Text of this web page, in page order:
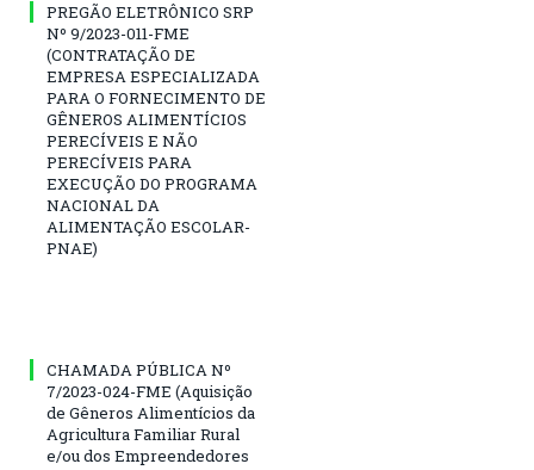
PREGÃO ELETRÔNICO SRP
Nº 9/2023-011-FME
(CONTRATAÇÃO DE
EMPRESA ESPECIALIZADA
PARA O FORNECIMENTO DE
GÊNEROS ALIMENTÍCIOS
PERECÍVEIS E NÃO
PERECÍVEIS PARA
EXECUÇÃO DO PROGRAMA
NACIONAL DA
ALIMENTAÇÃO ESCOLAR-
PNAE)
CHAMADA PÚBLICA Nº
7/2023-024-FME (Aquisição
de Gêneros Alimentícios da
Agricultura Familiar Rural
e/ou dos Empreendedores